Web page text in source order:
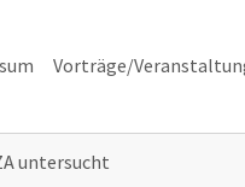
Vorträge/
untersucht